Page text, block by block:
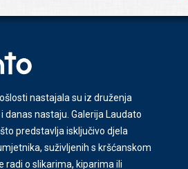
nastajala su iz druženja
danas nastaju. Galerija Laudato
predstavlja isključivo djela
suživljenih s kršćanskom
radi o slikarima, kiparima ili